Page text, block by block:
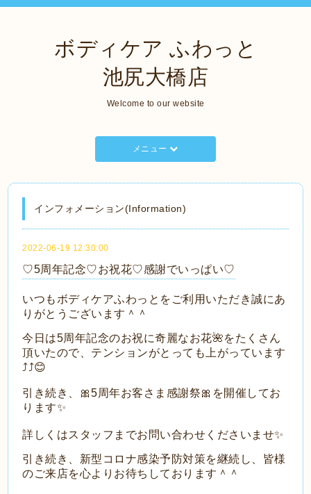
ボディケア ふわっと
池尻大橋店
Welcome to our website
メニュー
インフォメーション(Information)
2022-06-19 12:30:00
♡5周年記念♡お祝花♡感謝でいっぱい♡
いつもボディケアふわっとをご利用いただき誠にあ
りがとうございます＾＾
今日は5周年記念のお祝に奇麗なお花🌺をたくさん
頂いたので、テンションがとっても上がっています
⤴︎⤴︎😊
引き続き、 🎀5周年お客さま感謝祭🎀 を開催してお
ります✨
詳しくはスタッフまでお問い合わせくださいませ✨
引き続き、新型コロナ感染予防対策を継続し、皆様
のご来店を心よりお待ちしております＾＾